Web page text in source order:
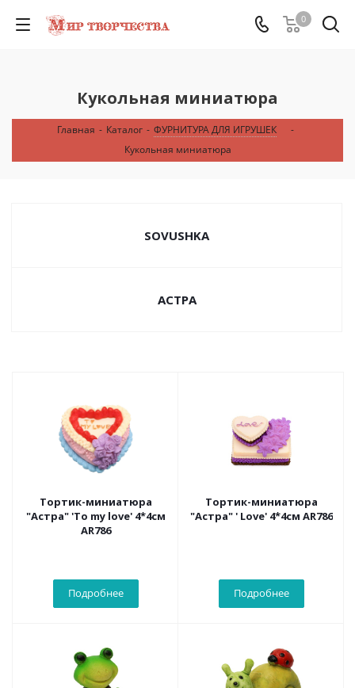
0
Кукольная миниатюра
Главная - Каталог - ФУРНИТУРА ДЛЯ ИГРУШЕК
-
Кукольная миниатюра
SOVUSHKA
АСТРА
Тортик-миниатюра
"Астра" 'To my love' 4*4см
AR786
Подробнее
Тортик-миниатюра
"Астра" ' Love' 4*4см AR786
Подробнее